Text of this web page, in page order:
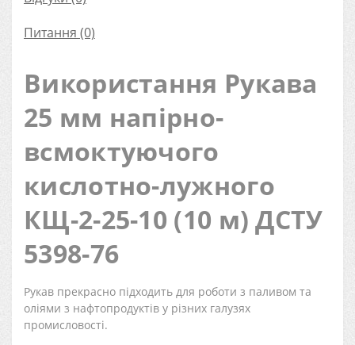
Питання (0)
Використання Рукава
25 мм напірно-
всмоктуючого
кислотно-лужного
КЩ-2-25-10 (10 м) ДСТУ
5398-76
Рукав прекрасно підходить для роботи з паливом та
оліями з нафтопродуктів у різних галузях
промисловості.